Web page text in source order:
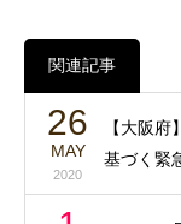
関連記事
26
MAY
2020
【大阪
基づく緊